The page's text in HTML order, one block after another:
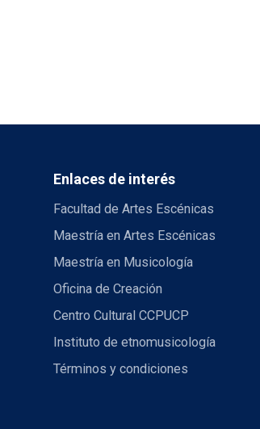
Enlaces de interés
Facultad de Artes Escénicas
Maestría en Artes Escénicas
Maestría en Musicología
Oficina de Creación
Centro Cultural CCPUCP
Instituto de etnomusicología
Términos y condiciones